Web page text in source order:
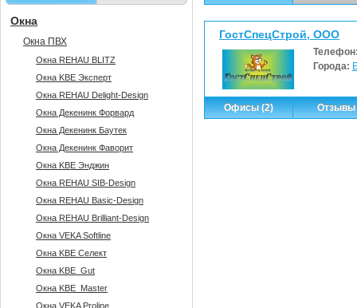
ГостСпецСтрой, ООО
Города:
Офисы (2) Отзывы
Окна
Окна ПВХ
Окна REHAU BLITZ
Окна KBE Эксперт
Окна REHAU Delight-Design
Окна Декенинк Форвард
Окна Декенинк Баутек
Окна Декенинк Фаворит
Окна KBE Энджин
Окна REHAU SIB-Design
Окна REHAU Basic-Design
Окна REHAU Brilliant-Design
Окна VEKA Softline
Окна KBE Селект
Окна KBE_Gut
Окна KBE_Master
Окна VEKA Proline